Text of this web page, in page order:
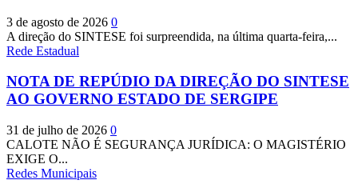
3 de agosto de 2026 0
A direção do SINTESE foi surpreendida, na última quarta-feira,...
Rede Estadual
NOTA DE REPÚDIO DA DIREÇÃO DO SINTESE
AO GOVERNO ESTADO DE SERGIPE
31 de julho de 2026 0
CALOTE NÃO É SEGURANÇA JURÍDICA: O MAGISTÉRIO
EXIGE O...
Redes Municipais